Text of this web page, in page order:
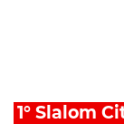
1° Slalom